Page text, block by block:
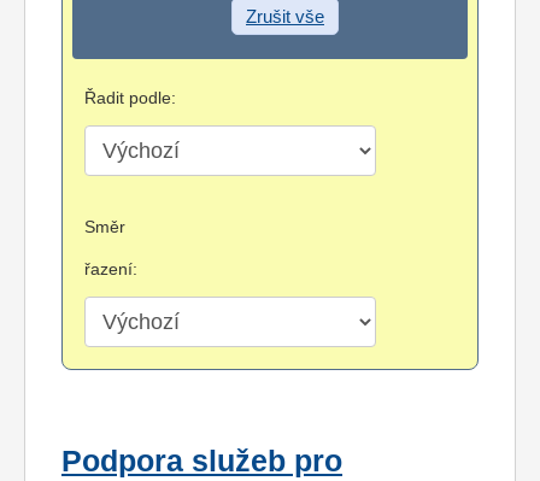
Zrušit vše
Řadit podle:
Směr
řazení:
Podpora služeb pro